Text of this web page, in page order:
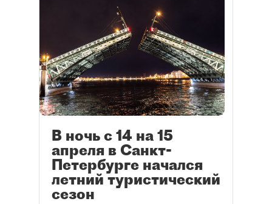
В ночь с 14 на 15
апреля в Санкт-
Петербурге начался
летний туристический
сезон